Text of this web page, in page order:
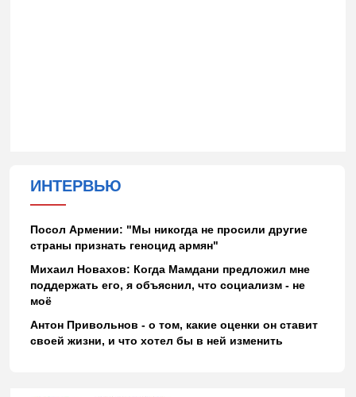
ИНТЕРВЬЮ
Посол Армении: "Мы никогда не просили другие
страны признать геноцид армян"
Михаил Новахов: Когда Мамдани предложил мне
поддержать его, я объяснил, что социализм - не
моё
Антон Привольнов - о том, какие оценки он ставит
своей жизни, и что хотел бы в ней изменить